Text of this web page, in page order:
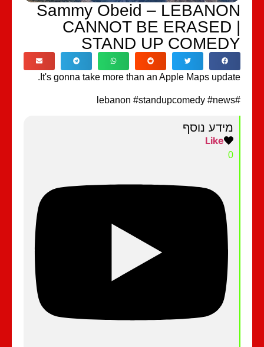
Sammy Obeid –
CANNOT BE ERASED
STAND UP
It's gonna take more than an Apple Maps
מידע נוסף